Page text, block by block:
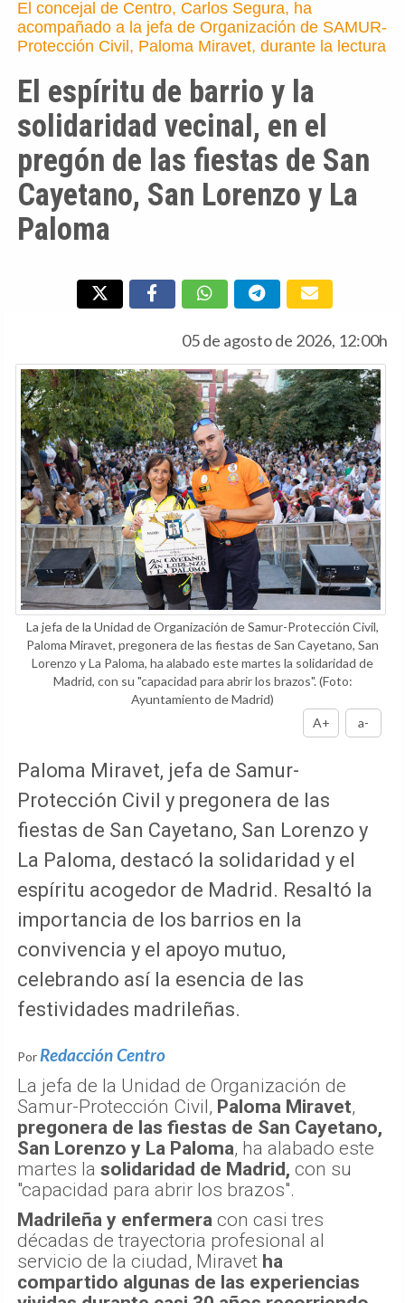
El concejal de Centro, Carlos Segura, ha
acompañado a la jefa de Organización de SAMUR-
Protección Civil, Paloma Miravet, durante la lectura
El espíritu de barrio y la
solidaridad vecinal, en el
pregón de las fiestas de San
Cayetano, San Lorenzo y La
Paloma
05 de agosto de 2026, 12:00h
La jefa de la Unidad de Organización de Samur-Protección Civil,
Paloma Miravet, pregonera de las fiestas de San Cayetano, San
Lorenzo y La Paloma, ha alabado este martes la solidaridad de
Madrid, con su "capacidad para abrir los brazos".(Foto:
Ayuntamiento de Madrid)
A+
a-
Paloma Miravet, jefa de Samur-
Protección Civil y pregonera de las
fiestas de San Cayetano, San Lorenzo y
La Paloma, destacó la solidaridad y el
espíritu acogedor de Madrid. Resaltó la
importancia de los barrios en la
convivencia y el apoyo mutuo,
celebrando así la esencia de las
festividades madrileñas.
Por Redacción Centro
La jefa de la Unidad de Organización de
Samur-Protección Civil, Paloma Miravet,
pregonera de las fiestas de San Cayetano,
San Lorenzo y La Paloma, ha alabado este
martes la solidaridad de Madrid, con su
"capacidad para abrir los brazos".
Madrileña y enfermera con casi tres
décadas de trayectoria profesional al
servicio de la ciudad, Miravet ha
compartido algunas de las experiencias